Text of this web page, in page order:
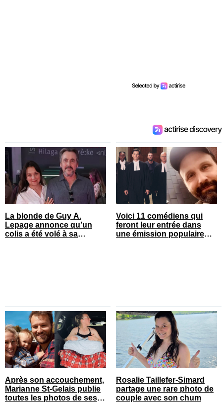
La blonde de Guy A.
Lepage annonce qu’un
colis a été volé à sa
Voici 11 comédiens qui
feront leur entrée dans
une émission populaire
Après son accouchement,
Marianne St-Gelais publie
toutes les photos de ses
Rosalie Taillefer-Simard
partage une rare photo de
couple avec son chum